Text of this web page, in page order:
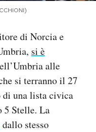
di Norcia e
si è
alle
si terranno il 27
di una lista civica
5 Stelle. La
dallo stesso